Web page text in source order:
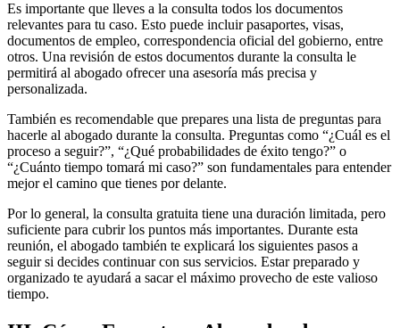
Es importante que lleves a la consulta todos los documentos
relevantes para tu caso. Esto puede incluir pasaportes, visas,
documentos de empleo, correspondencia oficial del gobierno, entre
otros. Una revisión de estos documentos durante la consulta le
permitirá al abogado ofrecer una asesoría más precisa y
personalizada.
También es recomendable que prepares una lista de preguntas para
hacerle al abogado durante la consulta. Preguntas como “¿Cuál es el
proceso a seguir?”, “¿Qué probabilidades de éxito tengo?” o
“¿Cuánto tiempo tomará mi caso?” son fundamentales para entender
mejor el camino que tienes por delante.
Por lo general, la consulta gratuita tiene una duración limitada, pero
suficiente para cubrir los puntos más importantes. Durante esta
reunión, el abogado también te explicará los siguientes pasos a
seguir si decides continuar con sus servicios. Estar preparado y
organizado te ayudará a sacar el máximo provecho de este valioso
tiempo.